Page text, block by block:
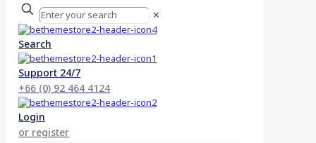
✕
Search
Support 24/7
+66 (0) 92 464 4124
Login
or register